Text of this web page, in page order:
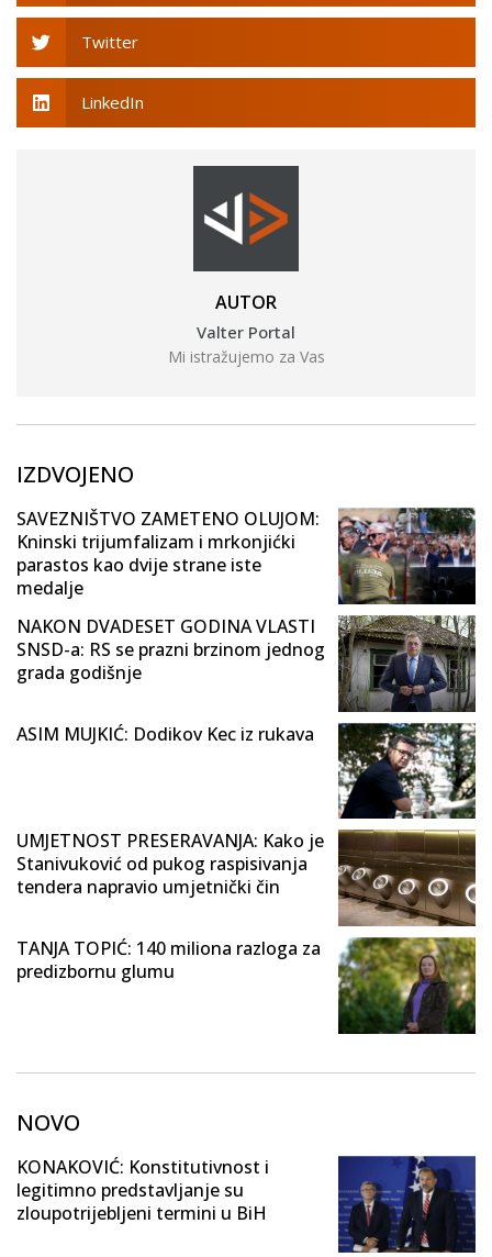
Twitter
LinkedIn
AUTOR
Valter Portal
Mi istražujemo za Vas
IZDVOJENO
SAVEZNIŠTVO ZAMETENO OLUJOM:
Kninski trijumfalizam i mrkonjićki
parastos kao dvije strane iste
medalje
NAKON DVADESET GODINA VLASTI
SNSD-a: RS se prazni brzinom jednog
grada godišnje
ASIM MUJKIĆ: Dodikov Kec iz rukava
UMJETNOST PRESERAVANJA: Kako je
Stanivuković od pukog raspisivanja
tendera napravio umjetnički čin
TANJA TOPIĆ: 140 miliona razloga za
predizbornu glumu
NOVO
KONAKOVIĆ: Konstitutivnost i
legitimno predstavljanje su
zloupotrijebljeni termini u BiH